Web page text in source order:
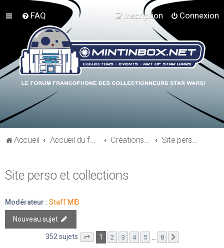
FAQ Connexion
Inscription
Accueil Accueil du forum Créations perso - Expo collections - Costumes Site perso et collections
Site perso et collections
Modérateur : Staff MIB
Nouveau sujet
352 sujets Page sur8
1 2 3 4 5 … 8